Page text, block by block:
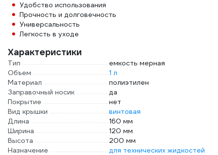
Удобство использования
Прочность и долговечность
Универсальность
Легкость в уходе
Характеристики
Тип
емкость мерная
Объем
1 л
Материал
полиэтилен
Заправочный носик
да
Покрытие
нет
Вид крышки
винтовая
Длина
160 мм
Ширина
120 мм
Высота
200 мм
Назначение
для технических жидкостей